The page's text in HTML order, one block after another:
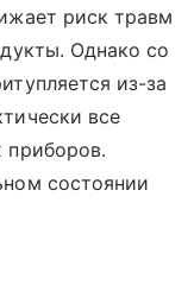
риск травм
Однако со
из-за
все
приборов.
состоянии